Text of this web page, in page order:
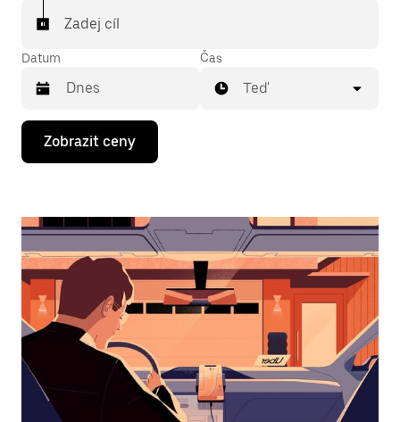
Zadej cíl
Datum
Stisknutím
klávesy
se
kalendář
vybrat
datum.
Stisknutím
klávesy
Esc
zavřeš
kalendář.
Čas
Teď
Zobrazit ceny